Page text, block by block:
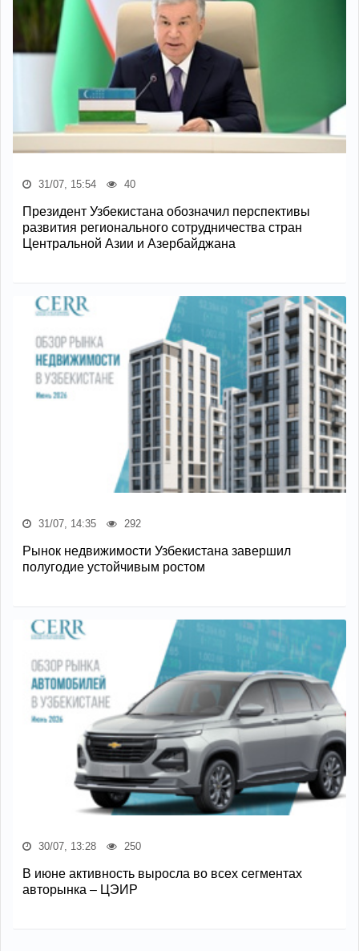
31/07, 15:54 40
Президент Узбекистана обозначил перспективы
развития регионального сотрудничества стран
Центральной Азии и Азербайджана
31/07, 14:35 292
Рынок недвижимости Узбекистана завершил
полугодие устойчивым ростом
30/07, 13:28 250
В июне активность выросла во всех сегментах
авторынка – ЦЭИР